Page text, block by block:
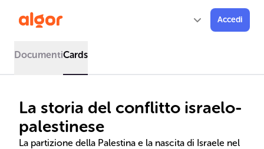
Accedi
DocumentiCards
La storia del conflitto israelo-
palestinese
La partizione della Palestina e la nascita di Israele nel